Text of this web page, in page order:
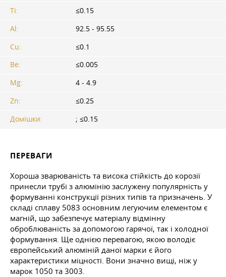
Ti:
≤0.15
Al:
92.5 - 95.55
Cu:
≤0.1
Be:
≤0.005
Mg:
4 - 4.9
Zn:
≤0.25
Домішки:
; ≤0.15
ПЕРЕВАГИ
Хороша зварюваність та висока стійкість до корозії
принесли трубі з алюмінію заслужену популярність у
формуванні конструкції різних типів та призначень. У
складі сплаву 5083 основним легуючим елементом є
магній, що забезпечує матеріалу відмінну
оброблюваність за допомогою гарячої, так і холодної
формування. Ще однією перевагою, якою володіє
європейський алюміній даної марки є його
характеристики міцності. Вони значно вищі, ніж у
марок 1050 та 3003.